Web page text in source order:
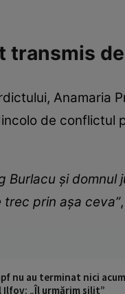
transmis
Anamaria
de conflictul
Burlacu și
prin așa ceva”
nu au terminat nici
„Îl urmărim silit”